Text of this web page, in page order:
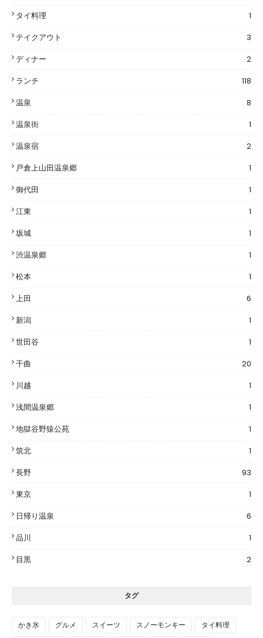
タイ料理
1
テイクアウト
3
ディナー
2
ランチ
118
温泉
8
温泉街
1
温泉宿
2
戸倉上山田温泉郷
1
御代田
1
江東
1
坂城
1
渋温泉郷
1
松本
1
上田
6
新潟
1
世田谷
1
千曲
20
川越
1
浅間温泉郷
1
地獄谷野猿公苑
1
筑北
1
長野
93
東京
1
日帰り温泉
6
品川
1
目黒
2
タグ
かき氷 グルメ スイーツ スノーモンキー
タイ料理